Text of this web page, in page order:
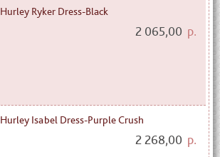
Hurley Ryker Dress-Black
2 065,00 р.
Hurley Isabel Dress-Purple Crush
2 268,00 р.